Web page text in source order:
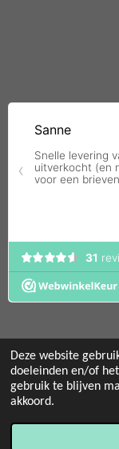
Deze website
doeleinden en/of
gebruik te blijven
akkoord.
© 2022 - 2026 Mint
Powered by